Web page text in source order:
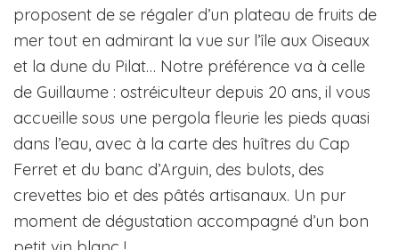
proposent de se régaler d’un plateau de fruits de
mer tout en admirant la vue sur l’île aux Oiseaux
et la dune du Pilat… Notre préférence va à celle
de Guillaume : ostréiculteur depuis 20 ans, il vous
accueille sous une pergola fleurie les pieds quasi
dans l’eau, avec à la carte des huîtres du Cap
Ferret et du banc d’Arguin, des bulots, des
crevettes bio et des pâtés artisanaux. Un pur
moment de dégustation accompagné d’un bon